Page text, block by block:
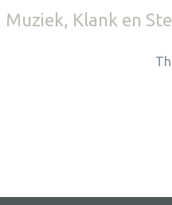
Muziek, Klank en